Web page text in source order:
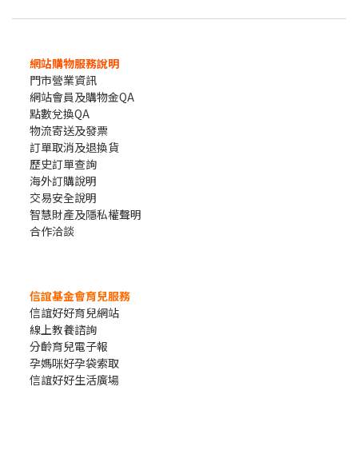
網站購物服務說明
門市營業資訊
網站會員及購物金QA
點數兌換QA
物流寄送及發票
訂單取消及退換貨
歷史訂單查詢
海外訂購說明
交易安全說明
智慧財產及隱私權聲明
合作洽談
信誼基金會育兒服務
信誼好好育兒網站
線上教養諮詢
分齡育兒電子報
孕媽咪好孕袋索取
信誼好好生活廣場